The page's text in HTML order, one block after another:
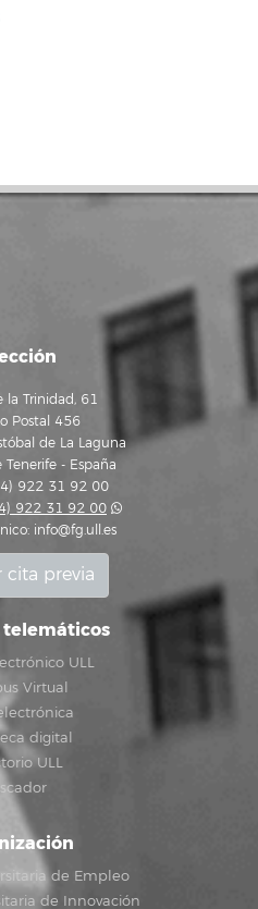
la Trinidad, 61
Postal 456
de La Laguna
Tenerife - España
922 31 92 00
922 31 92 00
info@fg.ull.es
cita previa
telemáticos
ULL
Virtual
digital
ULL
de Empleo
de Innovación